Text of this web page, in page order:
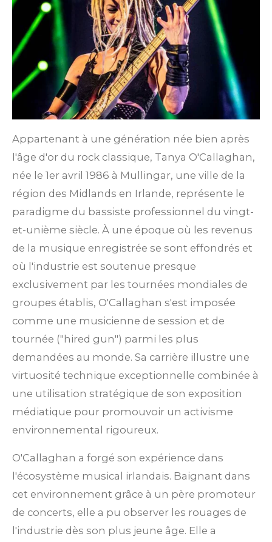
Appartenant à une génération née bien après
l'âge d'or du rock classique, Tanya O'Callaghan,
née le 1er avril 1986 à Mullingar, une ville de la
région des Midlands en Irlande, représente le
paradigme du bassiste professionnel du vingt-
et-unième siècle. À une époque où les revenus
de la musique enregistrée se sont effondrés et
où l'industrie est soutenue presque
exclusivement par les tournées mondiales de
groupes établis, O'Callaghan s'est imposée
comme une musicienne de session et de
tournée ("hired gun") parmi les plus
demandées au monde. Sa carrière illustre une
virtuosité technique exceptionnelle combinée à
une utilisation stratégique de son exposition
médiatique pour promouvoir un activisme
environnemental rigoureux.
O'Callaghan a forgé son expérience dans
l'écosystème musical irlandais. Baignant dans
cet environnement grâce à un père promoteur
de concerts, elle a pu observer les rouages de
l'industrie dès son plus jeune âge. Elle a